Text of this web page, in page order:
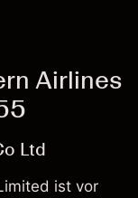
Airlines
Ltd
ist vor